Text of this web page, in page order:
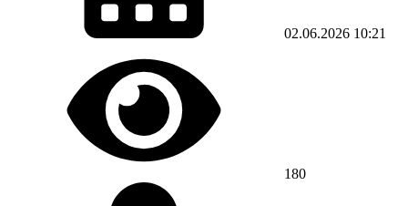
02.06.2026 10:21
180